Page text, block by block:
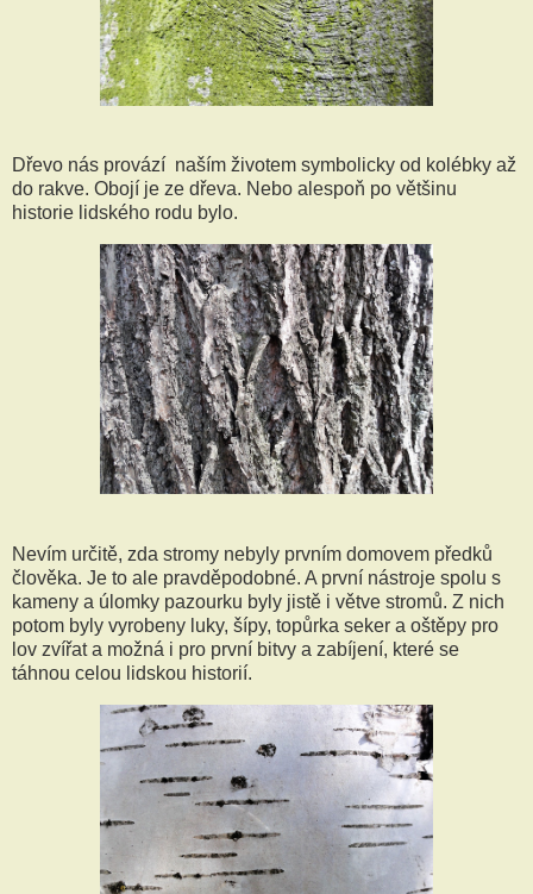
Dřevo nás provází naším životem symbolicky od kolébky až
do rakve. Obojí je ze dřeva. Nebo alespoň po většinu
historie lidského rodu bylo.
Nevím určitě, zda stromy nebyly prvním domovem předků
člověka. Je to ale pravděpodobné. A první nástroje spolu s
kameny a úlomky pazourku byly jistě i větve stromů. Z nich
potom byly vyrobeny luky, šípy, topůrka seker a oštěpy pro
lov zvířat a možná i pro první bitvy a zabíjení, které se
táhnou celou lidskou historií.